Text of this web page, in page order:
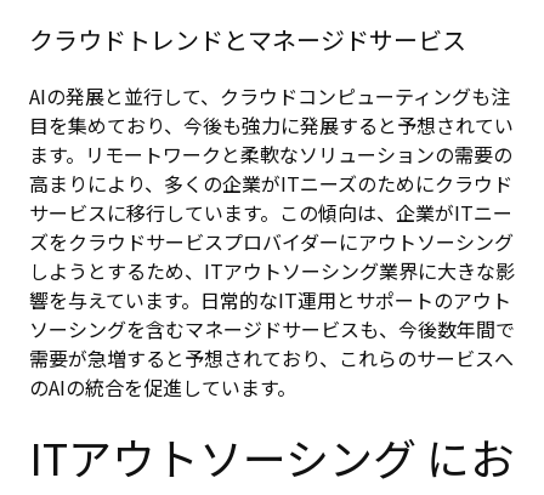
クラウドトレンドとマネージドサービス
AIの発展と並行して、クラウドコンピューティングも注
目を集めており、今後も強力に発展すると予想されてい
ます。リモートワークと柔軟なソリューションの需要の
高まりにより、多くの企業がITニーズのためにクラウド
サービスに移行しています。この傾向は、企業がITニー
ズをクラウドサービスプロバイダーにアウトソーシング
しようとするため、ITアウトソーシング業界に大きな影
響を与えています。日常的なIT運用とサポートのアウト
ソーシングを含むマネージドサービスも、今後数年間で
需要が急増すると予想されており、これらのサービスへ
のAIの統合を促進しています。
ITアウトソーシング にお